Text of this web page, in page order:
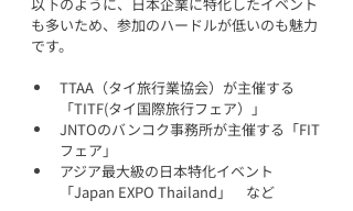
も多いため、参加のハードルが低いのも魅力
です。
TTAA（タイ旅行業協会）が主催する
「TITF(タイ国際旅行フェア）」
JNTOのバンコク事務所が主催する「FIT
フェア」
アジア最大級の日本特化イベント
「Japan EXPO Thailand」　など